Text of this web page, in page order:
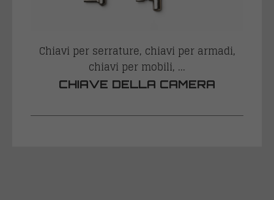
Chiavi per serrature, chiavi per armadi,
chiavi per mobili, ...
CHIAVE DELLA CAMERA